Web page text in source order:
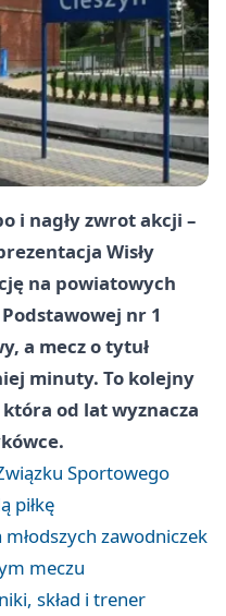
i nagły zwrot akcji –
Wisły
na powiatowych
Podstawowej nr 1
a mecz o tytuł
minuty. To kolejny
od lat wyznacza
Sportowego
piłkę
zawodniczek
meczu
skład i trener